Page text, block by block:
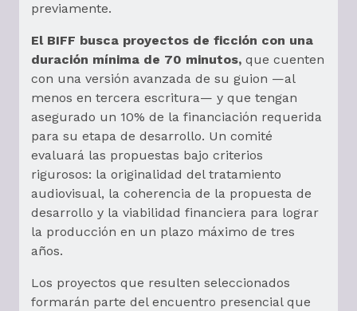
previamente.
El BIFF busca proyectos de ficción con una
duración mínima de 70 minutos, que cuenten
con una versión avanzada de su guion —al
menos en tercera escritura— y que tengan
asegurado un 10% de la financiación requerida
para su etapa de desarrollo. Un comité
evaluará las propuestas bajo criterios
rigurosos: la originalidad del tratamiento
audiovisual, la coherencia de la propuesta de
desarrollo y la viabilidad financiera para lograr
la producción en un plazo máximo de tres
años.
Los proyectos que resulten seleccionados
formarán parte del encuentro presencial que